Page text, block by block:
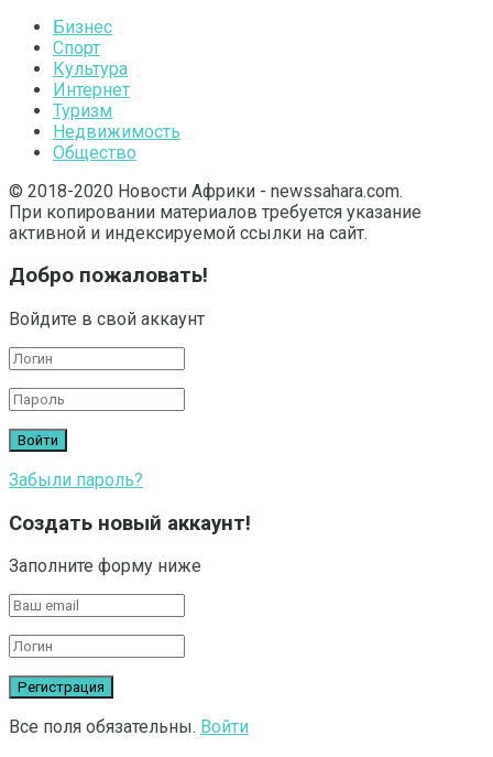
Бизнес
Спорт
Культура
Интернет
Туризм
Недвижимость
Общество
© 2018-2020 Новости Африки - newssahara.com.
При копировании материалов требуется указание
активной и индексируемой ссылки на сайт.
Добро пожаловать!
Войдите в свой аккаунт
Забыли пароль?
Создать новый аккаунт!
Заполните форму ниже
Все поля обязательны. Войти